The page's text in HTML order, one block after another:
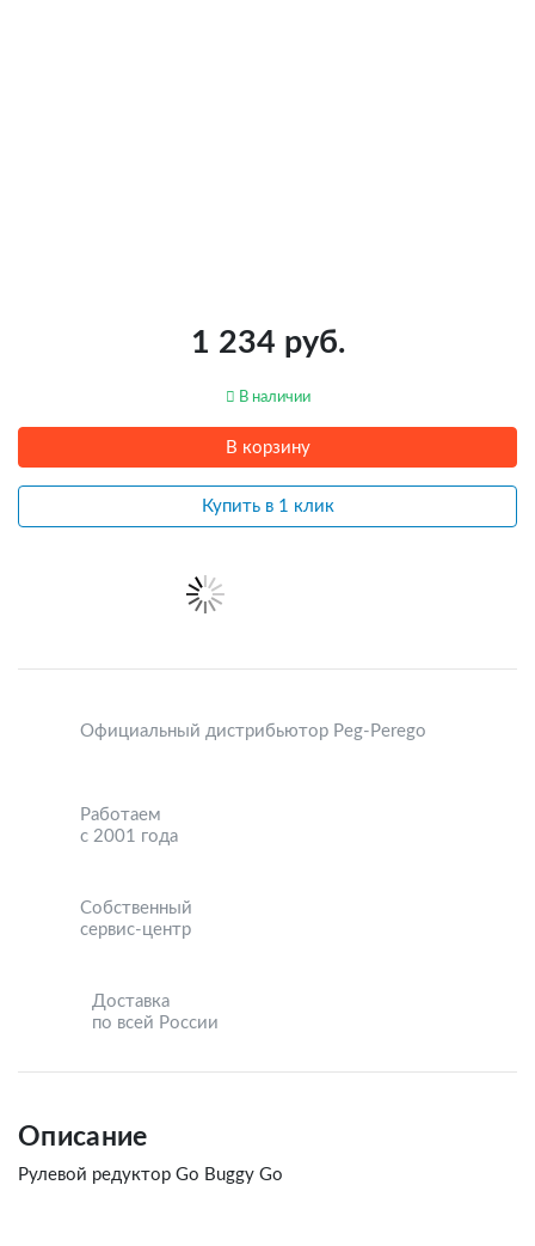
1 234 руб.
В наличии
В корзину
Купить в 1 клик
Официальный дистрибьютор Peg-Perego
Работаем
с 2001 года
Собственный
сервис-центр
Доставка
по всей России
Описание
Рулевой редуктор Go Buggy Go